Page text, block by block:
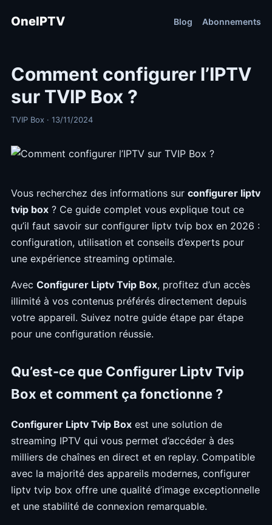
OneIPTV Blog Abonnements
Comment configurer l’IPTV
sur TVIP Box ?
TVIP Box · 13/11/2024
Vous recherchez des informations sur configurer liptv
tvip box ? Ce guide complet vous explique tout ce
qu’il faut savoir sur configurer liptv tvip box en 2026 :
configuration, utilisation et conseils d’experts pour
une expérience streaming optimale.
Avec Configurer Liptv Tvip Box, profitez d’un accès
illimité à vos contenus préférés directement depuis
votre appareil. Suivez notre guide étape par étape
pour une configuration réussie.
Qu’est-ce que Configurer Liptv Tvip
Box et comment ça fonctionne ?
Configurer Liptv Tvip Box est une solution de
streaming IPTV qui vous permet d’accéder à des
milliers de chaînes en direct et en replay. Compatible
avec la majorité des appareils modernes, configurer
liptv tvip box offre une qualité d’image exceptionnelle
et une stabilité de connexion remarquable.